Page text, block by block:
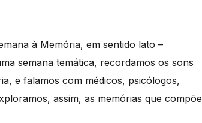
à Memória, em sentido lato –
semana temática, recordamos os sons
e falamos com médicos, psicólogos,
assim, as memórias que compõe